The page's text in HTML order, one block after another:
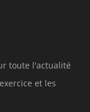
toute l'actualité
et les